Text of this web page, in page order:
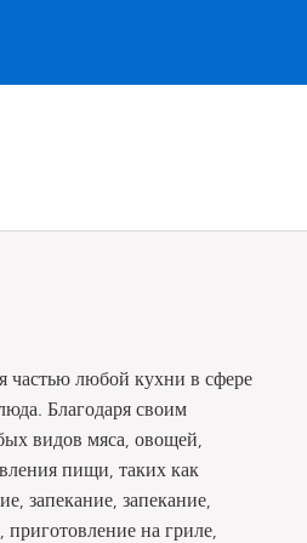
частью любой кухни в сфере
Благодаря своим
видов мяса, овощей,
пищи, таких как
запекание, запекание,
на гриле,